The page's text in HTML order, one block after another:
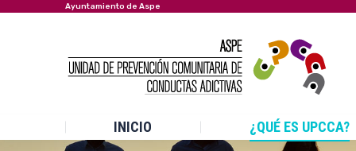
Ayuntamiento de Aspe
INICIO ¿QUÉ ES UPCCA?